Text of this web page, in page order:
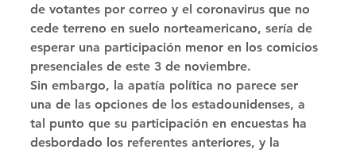
de votantes por correo y el coronavirus que no
cede terreno en suelo norteamericano, sería de
esperar una participación menor en los comicios
presenciales de este 3 de noviembre.
Sin embargo, la apatía política no parece ser
una de las opciones de los estadounidenses, a
tal punto que su participación en encuestas ha
desbordado los referentes anteriores, y la